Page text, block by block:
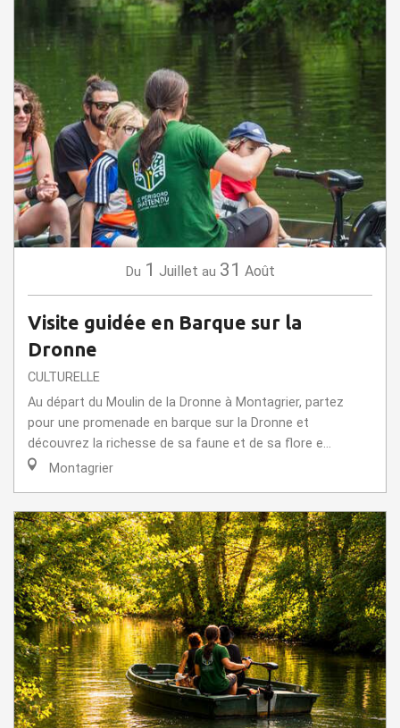
Du 1 Juillet au 31 Août
Visite guidée en Barque sur la
Dronne
CULTURELLE
Au départ du Moulin de la Dronne à Montagrier, partez
pour une promenade en barque sur la Dronne et
découvrez la richesse de sa faune et de sa flore e...
Montagrier